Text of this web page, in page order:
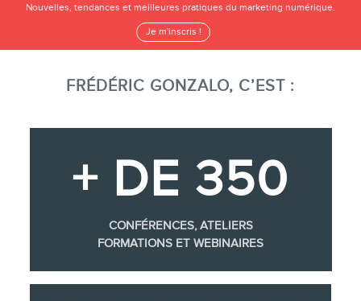
Nouvelles, tendances et meilleures pratiques du marketing numérique.
Je m'inscris !
FRÉDÉRIC GONZALO, C’EST :
+ DE 350
CONFÉRENCES, ATELIERS
FORMATIONS ET WEBINAIRES